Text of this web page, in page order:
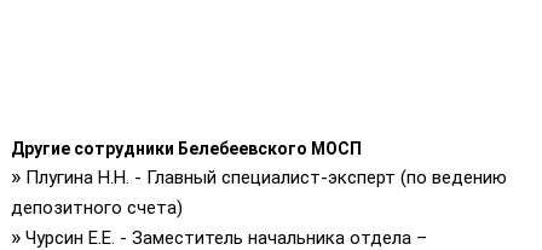
Другие сотрудники Белебеевского МОСП
» Плугина Н.Н. - Главный специалист-эксперт (по ведению
депозитного счета)
» Чурсин Е.Е. - Заместитель начальника отдела –